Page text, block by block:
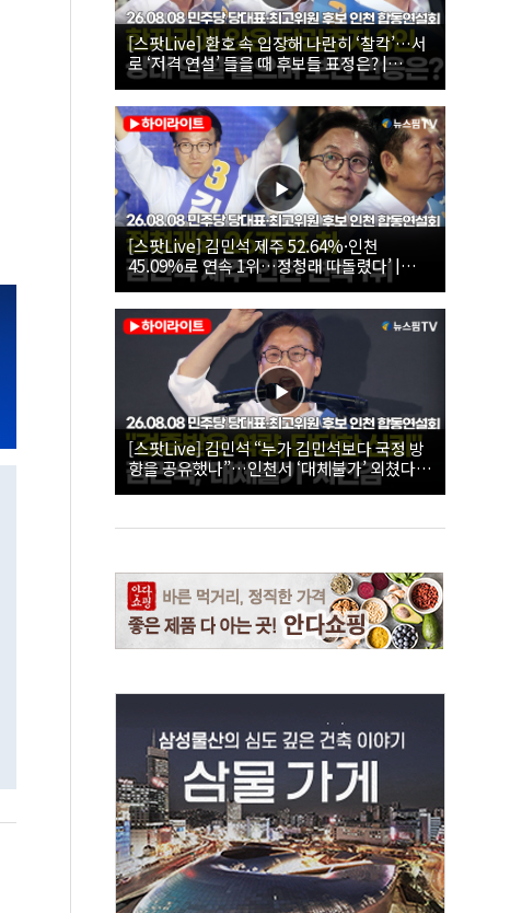
[스팟Live] 환호 속 입장해 나란히 ‘찰칵’…서
로 ‘저격 연설’ 들을 때 후보들 표정은? |
26.08.08 더불어민주당 당대표·최고위원 후
보 인천 합동연설회
[스팟Live] 김민석 제주 52.64%·인천
45.09%로 연속 1위…정청래 따돌렸다’ |
26.08.08 더불어민주당 당대표·최고위원 후
보 인천 합동연설회
[스팟Live] 김민석 “누가 김민석보다 국정 방
향을 공유했나”…인천서 ‘대체불가’ 외쳤다 |
26.08.08 더불어민주당 당대표·최고위원 후